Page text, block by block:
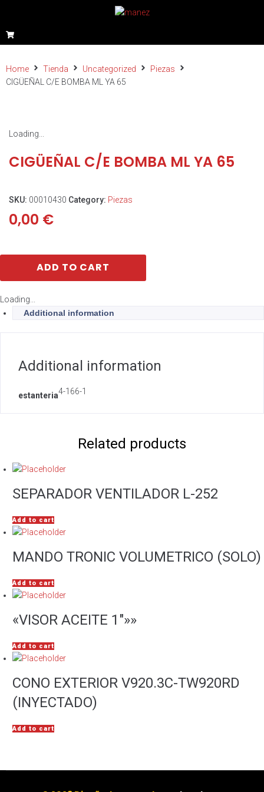
Home Tienda Uncategorized
Piezas
CIGÜEÑAL C/E BOMBA ML YA 65
Loading...
CIGÜEÑAL C/E BOMBA ML YA 65
SKU: 00010430 Category: Piezas
0,00 €
ADD TO CART
Loading...
Additional information
Additional information
estanteria4-166-1
Related products
SEPARADOR VENTILADOR L-252
Add to cart
MANDO TRONIC VOLUMETRICO (SOLO)
Add to cart
«VISOR ACEITE 1″»»
Add to cart
CONO EXTERIOR V920.3C-TW920RD
(INYECTADO)
Add to cart